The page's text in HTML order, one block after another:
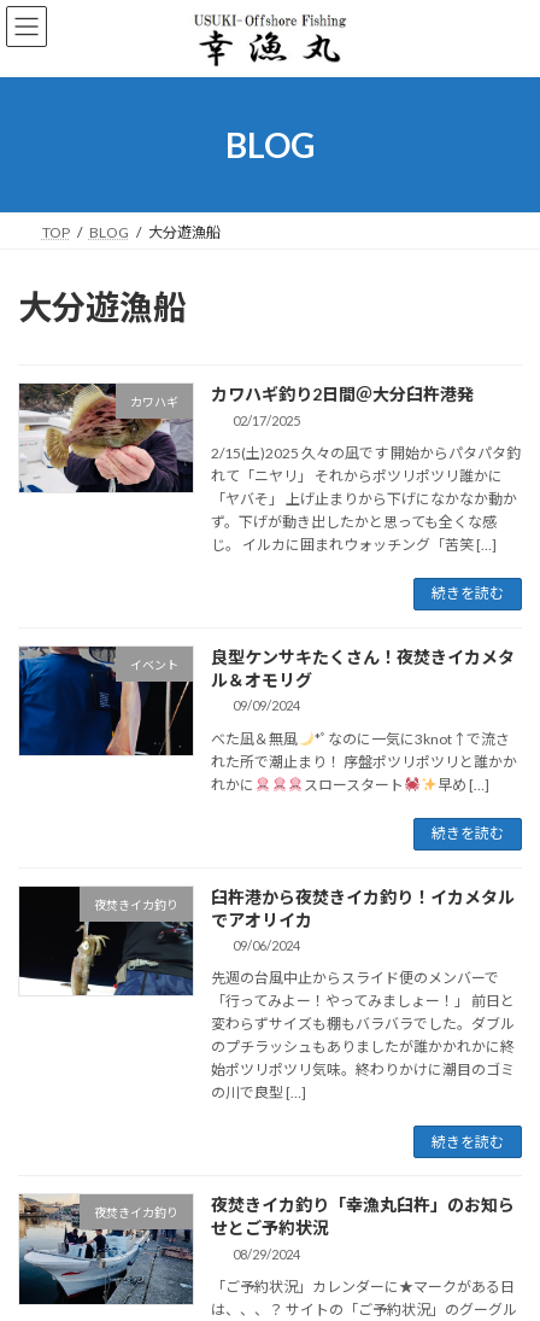
コ
ン
ン
ナ
ビ
ー
BLOG
TOP BLOG 大分遊漁船
大分遊漁船
カワハギ カワハギ釣り2日間＠大分臼杵港発
02/17/2025
2/15(土)2025 久々の凪です 開始からパタパタ釣
れて「ニヤリ」 それからポツリポツリ誰かに
「ヤバそ」 上げ止まりから下げになかなか動か
ず。下げが動き出したかと思っても全くな感
じ。 イルカに囲まれウォッチング「苦笑 […]
続きを読む
イベント
良型ケンサキたくさん！夜焚きイカメタ
ル＆オモリグ
09/09/2024
べた凪＆無風
*ﾟなのに一気に3knot↑で流さ
れた所で潮止まり！ 序盤ポツリポツリと誰かか
れかに
スロースタート 早め […]
続きを読む
夜焚きイカ釣り
臼杵港から夜焚きイカ釣り！イカメタル
でアオリイカ
09/06/2024
先週の台風中止からスライド便のメンバーで
「行ってみよー！やってみましょー！」 前日と
変わらずサイズも棚もバラバラでした。ダブル
のプチラッシュもありましたが誰かかれかに終
始ポツリポツリ気味。終わりかけに潮目のゴミ
の川で良型 […]
続きを読む
夜焚きイカ釣り
夜焚きイカ釣り「幸漁丸臼杵」のお知ら
せとご予約状況
08/29/2024
「ご予約状況」カレンダーに★マークがある日
は、、、？ サイトの「ご予約状況」のグーグル